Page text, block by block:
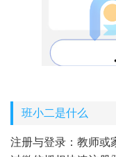
班小二是什么
注册与登录：教师或